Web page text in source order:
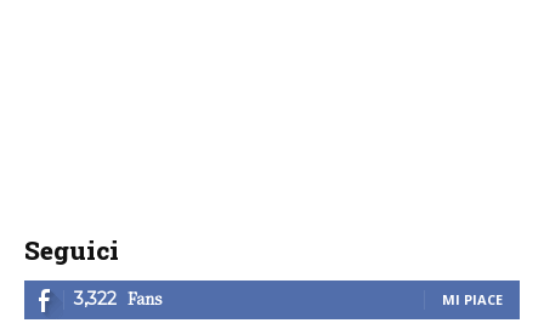
Seguici
3,322 Fans MI PIACE